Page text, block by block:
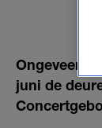
Ongeveer
juni de